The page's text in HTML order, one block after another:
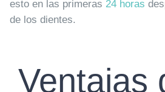
esto en las primeras 24 horas
de los dientes.
Ventajas